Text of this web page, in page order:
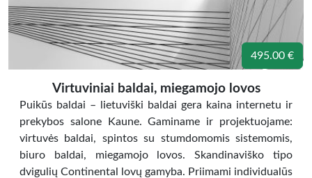
495.00 €
Virtuviniai baldai, miegamojo lovos
Puikūs baldai – lietuviški baldai gera kaina internetu ir
prekybos salone Kaune. Gaminame ir projektuojame:
virtuvės baldai, spintos su stumdomomis sistemomis,
biuro baldai, miegamojo lovos. Skandinaviško tipo
dvigulių Continental lovų gamyba. Priimami individualūs